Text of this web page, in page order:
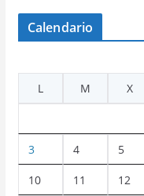
Calendario
L
M X
3 4 5
10 11 12